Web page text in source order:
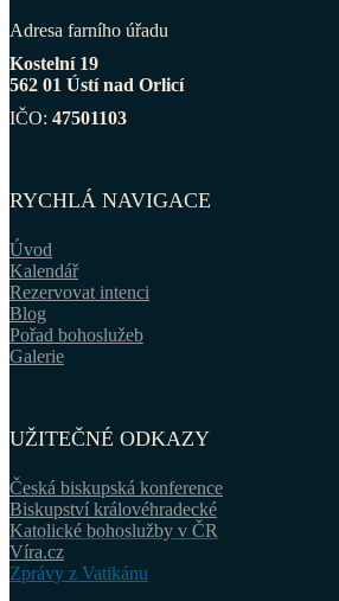
Adresa farního úřadu
Kostelní 19
562 01 Ústí nad Orlicí
IČO: 47501103
RYCHLÁ NAVIGACE
Úvod
Kalendář
Rezervovat intenci
Blog
Pořad bohoslužeb
Galerie
UŽITEČNÉ ODKAZY
Česká biskupská konference
Biskupství královéhradecké
Katolické bohoslužby v ČR
Víra.cz
Zprávy z Vatikánu